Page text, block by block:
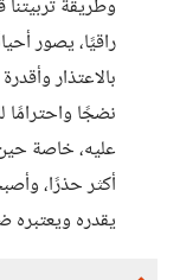
وطريقة
راقيًا، يصور
بالاعتذار
نضجًا
عليه، خاصة
أكثر حذرًا،
يقدره ويعتبره